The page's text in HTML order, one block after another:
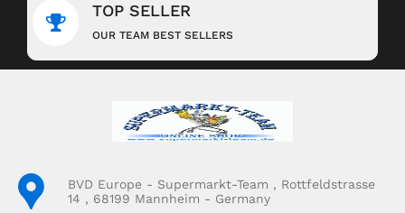
TOP SELLER
OUR TEAM BEST SELLERS
BVD Europe - Supermarkt-Team , Rottfeldstrasse
14 , 68199 Mannheim - Germany